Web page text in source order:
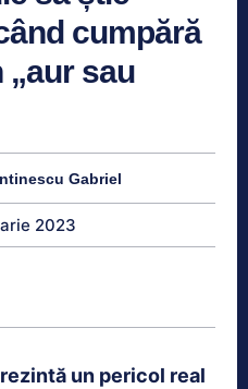
cumpără
sau
Gabriel
2023
un pericol real